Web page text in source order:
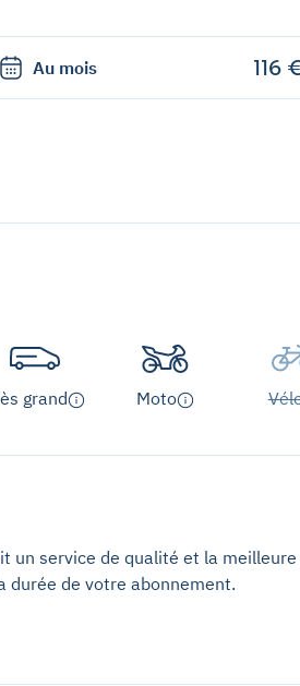
Au mois 116
grand Moto
un service de qualité et la meilleure
de votre abonnement.